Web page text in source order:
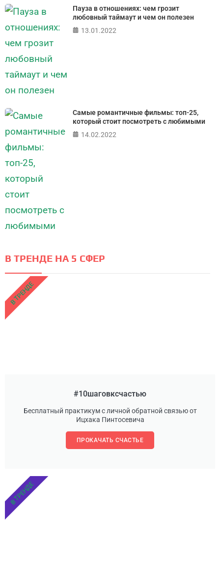
Пауза в отношениях: чем грозит
любовный таймаут и чем он полезен
13.01.2022
Самые романтичные фильмы: топ-25,
который стоит посмотреть с любимыми
14.02.2022
В ТРЕНДЕ НА 5 СФЕР
#10шаговксчастью
Бесплатный практикум с личной обратной связью от
Ицхака Пинтосевича
ПРОКАЧАТЬ СЧАСТЬЕ
В ТРЕНДЕ
В ТРЕНДЕ